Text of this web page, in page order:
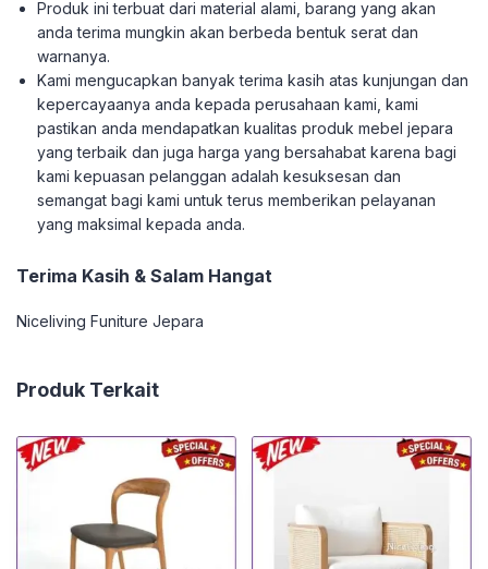
Produk ini terbuat dari material alami, barang yang akan
anda terima mungkin akan berbeda bentuk serat dan
warnanya.
Kami mengucapkan banyak terima kasih atas kunjungan dan
kepercayaanya anda kepada perusahaan kami, kami
pastikan anda mendapatkan kualitas produk mebel jepara
yang terbaik dan juga harga yang bersahabat karena bagi
kami kepuasan pelanggan adalah kesuksesan dan
semangat bagi kami untuk terus memberikan pelayanan
yang maksimal kepada anda.
Terima Kasih & Salam Hangat
Niceliving Funiture Jepara
Produk Terkait